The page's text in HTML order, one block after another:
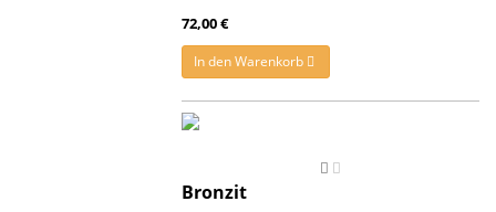
72,00 €
In den Warenkorb
Bronzit